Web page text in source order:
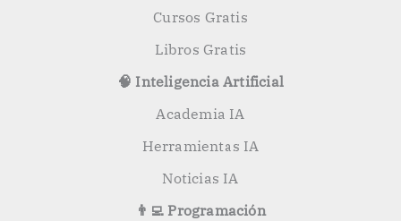
Cursos Gratis
Libros Gratis
🧠 Inteligencia Artificial
Academia IA
Herramientas IA
Noticias IA
👨‍💻 Programación